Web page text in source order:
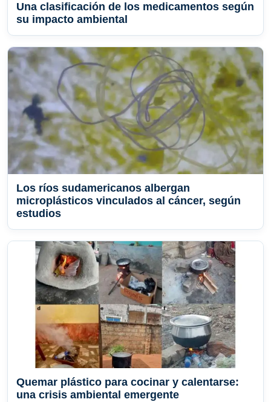
Una clasificación de los medicamentos según
su impacto ambiental
Los ríos sudamericanos albergan
microplásticos vinculados al cáncer, según
estudios
Quemar plástico para cocinar y calentarse:
una crisis ambiental emergente